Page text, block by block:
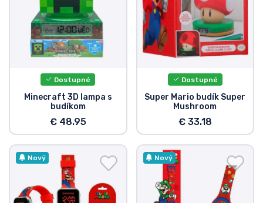
Dostupné
Minecraft 3D lampa s
budíkom
€ 48.95
Dostupné
Super Mario budík Super
Mushroom
€ 33.18
Nový Nový